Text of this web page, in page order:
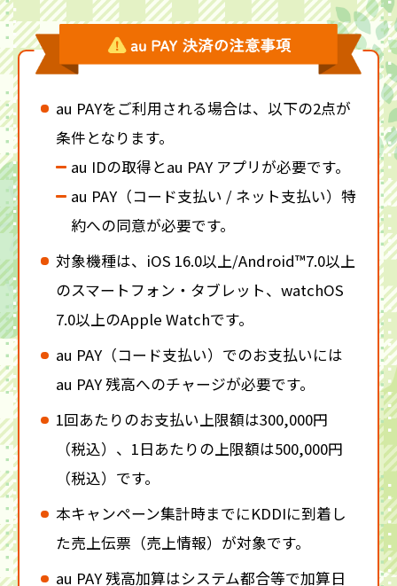
au PAYをご利用される場合は、以下の2点が
条件となります。
au IDの取得とau PAY アプリが必要です。
au PAY（コード支払い / ネット支払い）特
約への同意が必要です。
対象機種は、iOS 16.0以上/Android™7.0以上
のスマートフォン・タブレット、watchOS
7.0以上のApple Watchです。
au PAY（コード支払い）でのお支払いには
au PAY 残高へのチャージが必要です。
1回あたりのお支払い上限額は300,000円
（税込）、1日あたりの上限額は500,000円
（税込）です。
本キャンペーン集計時までにKDDIに到着し
た売上伝票（売上情報）が対象です。
au PAY 残高加算はシステム都合等で加算日